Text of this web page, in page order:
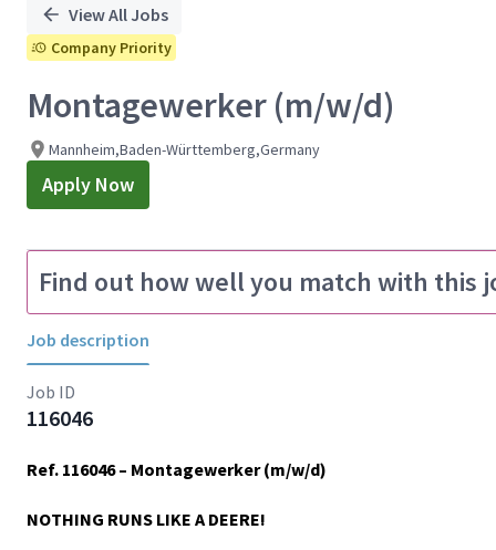
View All Jobs
Company Priority
Montagewerker (m/w/d)
Mannheim,Baden-Württemberg,Germany
Apply Now
Find out how well you match with this
Job description
Job ID
116046
Ref. 116046 – Montagewerker (m/w/d)
NOTHING RUNS LIKE A DEERE!